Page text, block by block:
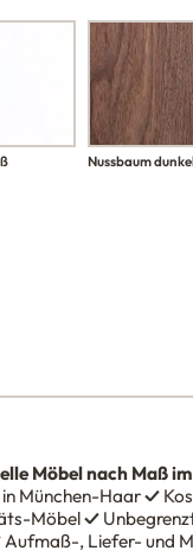
Nussbaum
Möbel nach Maß im
München-Haar✓
Möbel✓
Aufmaß-, Liefer- und